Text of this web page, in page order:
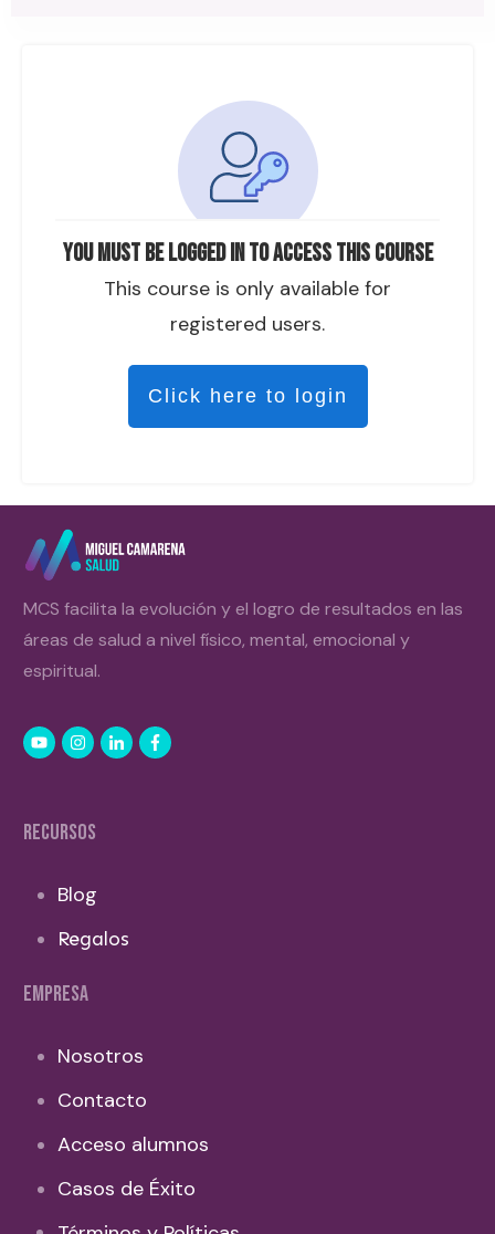
You must be logged in to access this course
This course is only available for
registered users.
Click here to login
MCS facilita la evolución y el logro de resultados en las
áreas de salud a nivel físico, mental, emocional y
espiritual.
RECURSOS
Blog
Regalos
EMPRESA
Nosotros
Contacto
Acceso alumnos
Casos de Éxito